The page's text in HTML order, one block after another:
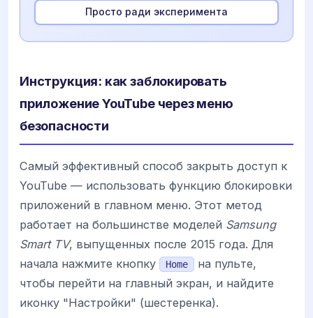
Просто ради эксперимента
Инструкция: как заблокировать
приложение YouTube через меню
безопасности
Самый эффективный способ закрыть доступ к
YouTube — использовать функцию блокировки
приложений в главном меню. Этот метод
работает на большинстве моделей Samsung
Smart TV, выпущенных после 2015 года. Для
начала нажмите кнопку
Home
на пульте,
чтобы перейти на главный экран, и найдите
иконку "Настройки" (шестеренка).